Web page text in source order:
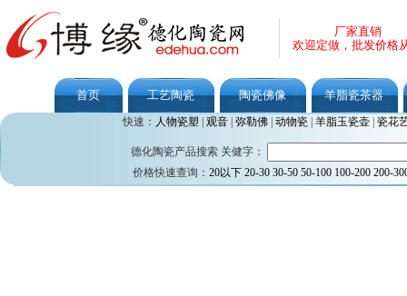
厂家直销
欢迎定做，批发价格
首页 工艺陶瓷 陶瓷佛像 羊脂瓷茶器
快速： 人物瓷塑 观音| 弥勒佛| 动物瓷| 羊脂玉瓷壶| 瓷花
德化陶瓷产品搜索 关健字：
价格快速查询： 20以下 20-30 30-50 50-100 100-200 200-